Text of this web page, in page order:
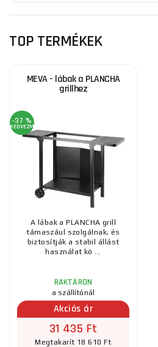
TOP TERMÉKEK
MEVA - lábak a PLANCHA
grillhez
-37 %
KEDVEZMÉNY
A lábak a PLANCHA grill
támaszául szolgálnak, és
biztosítják a stabil állást
használat kö ...
RAKTÁRON
a szállítónál
Akciós ár
31 435 Ft
Megtakarít 18 610 Ft